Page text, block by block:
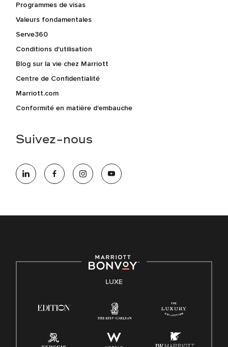
Programmes de visas
Valeurs fondamentales
Serve360
Conditions d'utilisation
Blog sur la vie chez Marriott
Centre de Confidentialité
Marriott.com
Conformité en matière d'embauche
Suivez-nous
LUXE